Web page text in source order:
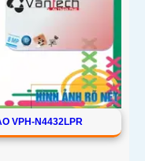
VPH-N4432LPR